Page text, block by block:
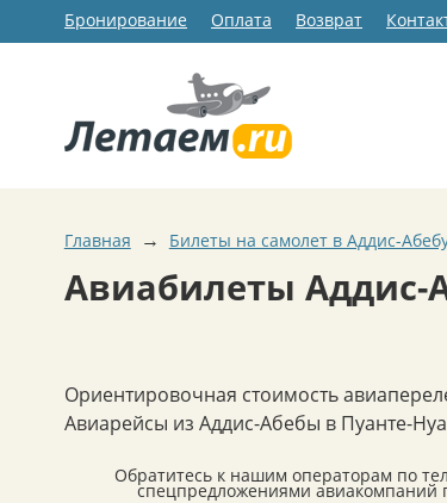
Бронирование Оплата Возврат
Главная → Билеты на самолет в Аддис-
Авиабилеты Аддис-
Ориентировочная стоимость
Авиарейсы из Аддис-Абебы в Пуанте-
Обратитесь к нашим операторам по
спецпредложениями авиакомпаний